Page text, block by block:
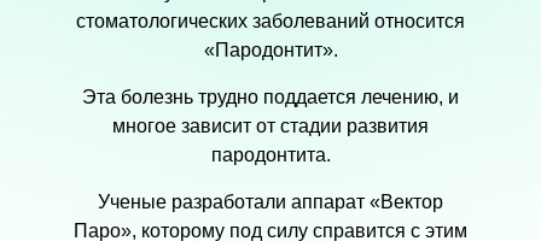
стоматологических заболеваний относится
«Пародонтит».
Эта болезнь трудно поддается лечению, и
многое зависит от стадии развития
пародонтита.
Ученые разработали аппарат «Вектор
Паро», которому под силу справится с этим